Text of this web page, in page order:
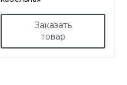
черный, маркер красный
Заказать
товар